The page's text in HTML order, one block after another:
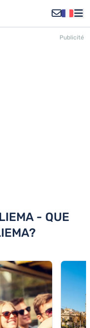
Publicité
- QUE